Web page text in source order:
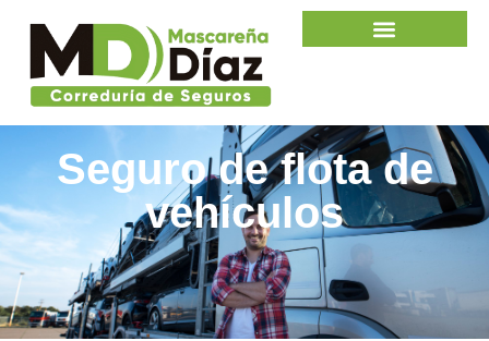
Seguro de flota de
vehículos